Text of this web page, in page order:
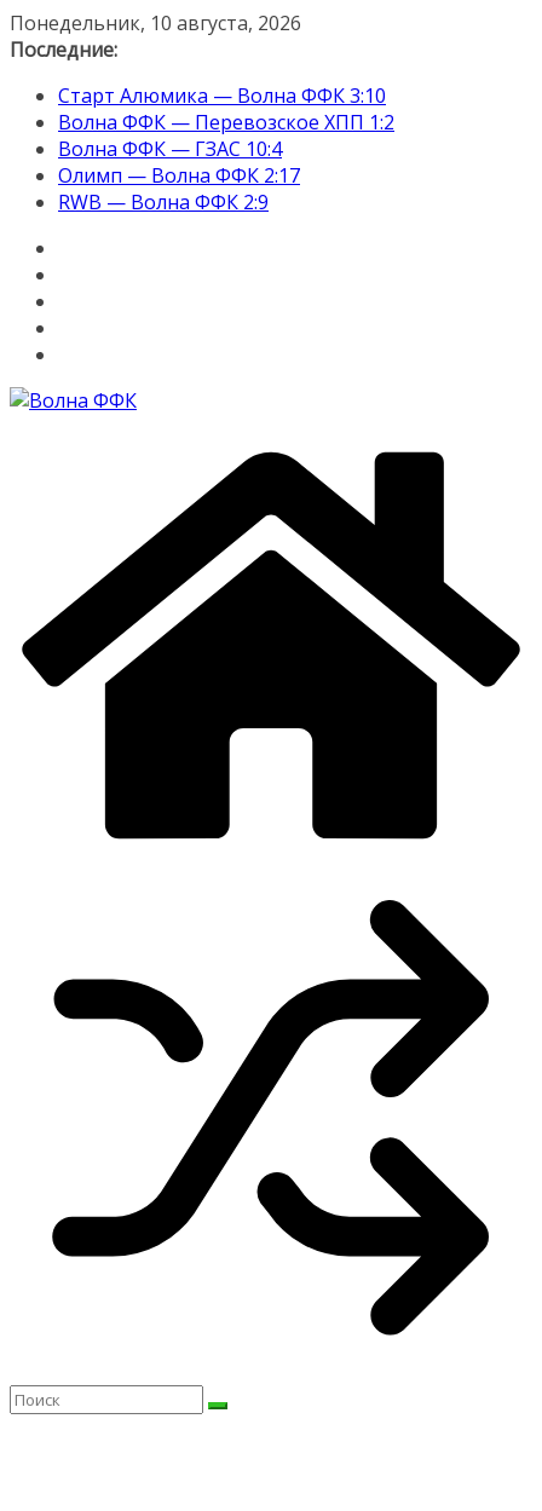
Перейти
к
Понедельник, 10 августа, 2026
Последние:
Старт Алюмика — Волна ФФК 3:10
Волна ФФК — Перевозское ХПП 1:2
Волна ФФК — ГЗАС 10:4
Олимп — Волна ФФК 2:17
RWB — Волна ФФК 2:9